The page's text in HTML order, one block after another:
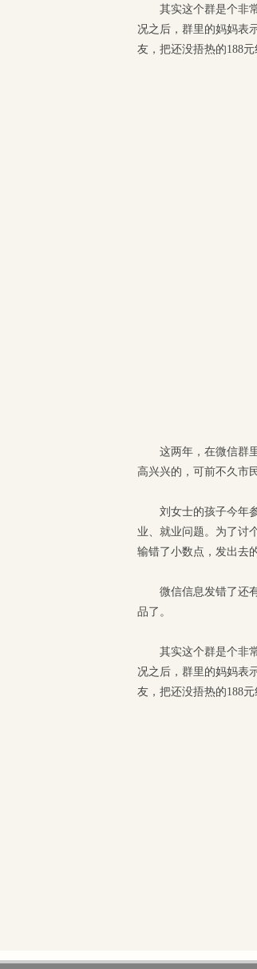
其实这个群是个非
况之后，群里的妈妈表
友，把还没捂热的188元
这两年，在微信群
高兴兴的，可前不久市
刘女士的孩子今年
业、就业问题。为了讨
输错了小数点，发出去
微信信息发错了还
品了。
其实这个群是个非
况之后，群里的妈妈表
友，把还没捂热的188元